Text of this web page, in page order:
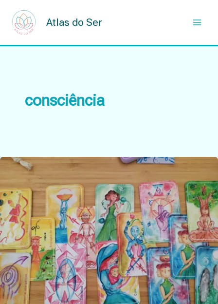
content
Atlas do Ser
consciência